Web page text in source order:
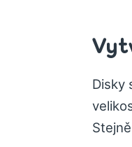
Disky